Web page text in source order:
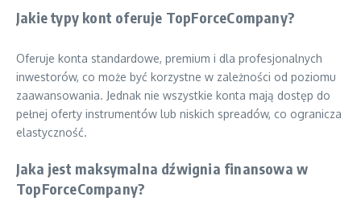
Jakie typy kont oferuje TopForceCompany?
Oferuje konta standardowe, premium i dla profesjonalnych
inwestorów, co może być korzystne w zależności od poziomu
zaawansowania. Jednak nie wszystkie konta mają dostęp do
pełnej oferty instrumentów lub niskich spreadów, co ogranicza
elastyczność.
Jaka jest maksymalna dźwignia finansowa w
TopForceCompany?